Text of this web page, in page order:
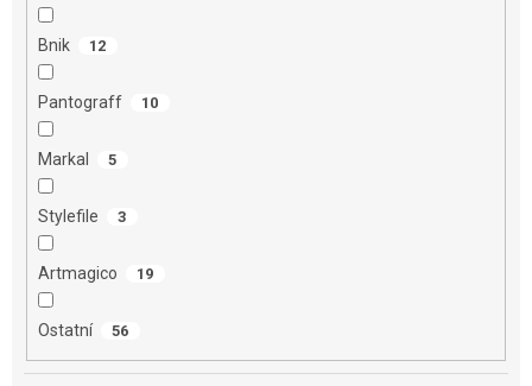
Bnik 12
Pantograff 10
Markal 5
Stylefile 3
Artmagico 19
Ostatní 56